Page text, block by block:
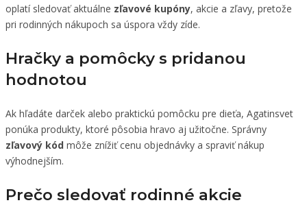
oplatí sledovať aktuálne zľavové kupóny, akcie a zľavy, pretože
pri rodinných nákupoch sa úspora vždy zíde.
Hračky a pomôcky s pridanou
hodnotou
Ak hľadáte darček alebo praktickú pomôcku pre dieťa, Agatinsvet
ponúka produkty, ktoré pôsobia hravo aj užitočne. Správny
zľavový kód môže znížiť cenu objednávky a spraviť nákup
výhodnejším.
Prečo sledovať rodinné akcie